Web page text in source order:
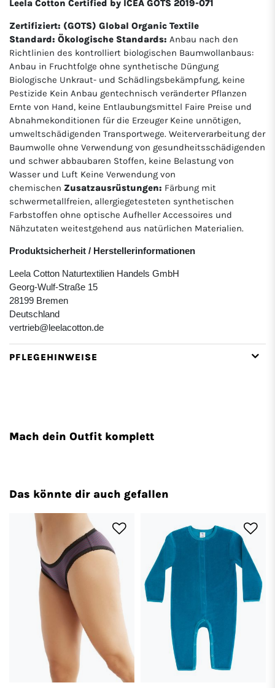
Leela Cotton Certified by ICEA GOTS 2019-071
Zertifiziert: (GOTS) Global Organic Textile
Standard: Ökologische Standards: Anbau nach den
Richtlinien des kontrolliert biologischen Baumwollanbaus:
Anbau in Fruchtfolge ohne synthetische Düngung
Biologische Unkraut- und Schädlingsbekämpfung, keine
Pestizide Kein Anbau gentechnisch veränderter Pflanzen
Ernte von Hand, keine Entlaubungsmittel Faire Preise und
Abnahmekonditionen für die Erzeuger Keine unnötigen,
umweltschädigenden Transportwege. Weiterverarbeitung der
Baumwolle ohne Verwendung von gesundheitsschädigenden
und schwer abbaubaren Stoffen, keine Belastung von
Wasser und Luft Keine Verwendung von
chemischen Zusatzausrüstungen: Färbung mit
schwermetallfreien, allergiegetesteten synthetischen
Farbstoffen ohne optische Aufheller Accessoires und
Nähzutaten weitestgehend aus natürlichen Materialien.
Produktsicherheit / Herstellerinformationen
Leela Cotton Naturtextilien Handels GmbH
Georg-Wulf-Straße 15
28199 Bremen
Deutschland
vertrieb@leelacotton.de
PFLEGEHINWEISE
Mach dein Outfit komplett
Das könnte dir auch gefallen